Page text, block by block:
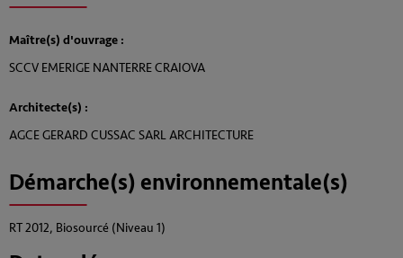
Maître(s) d'ouvrage :
SCCV EMERIGE NANTERRE CRAIOVA
Architecte(s) :
AGCE GERARD CUSSAC SARL ARCHITECTURE
Démarche(s) environnementale(s)
RT 2012, Biosourcé (Niveau 1)